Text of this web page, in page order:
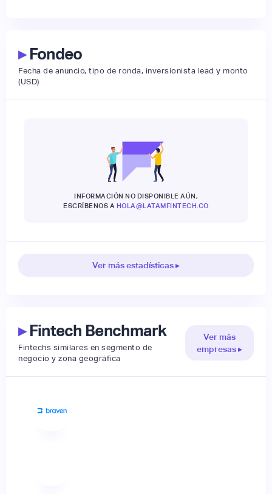
▸Fondeo
Fecha de anuncio, tipo de ronda, inversionista lead y monto
(USD)
INFORMACIÓN NO DISPONIBLE AÚN,
ESCRÍBENOS A HOLA@LATAMFINTECH.CO
Ver más estadísticas ▸
▸Fintech Benchmark
Fintechs similares en segmento de
negocio y zona geográfica
Ver más
empresas ▸